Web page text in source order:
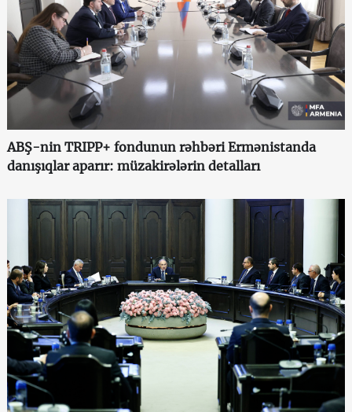
ABŞ-nin TRIPP+ fondunun rəhbəri Ermənistanda
danışıqlar aparır: müzakirələrin detalları